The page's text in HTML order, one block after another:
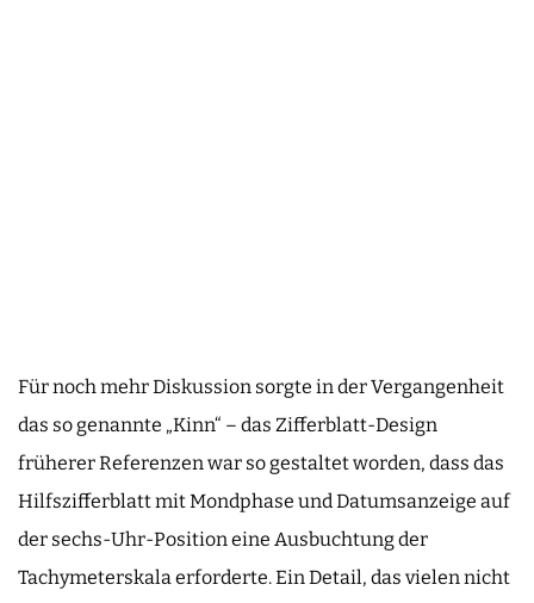
Für noch mehr Diskussion sorgte in der Vergangenheit
das so genannte „Kinn“ – das Zifferblatt-Design
früherer Referenzen war so gestaltet worden, dass das
Hilfszifferblatt mit Mondphase und Datumsanzeige auf
der sechs-Uhr-Position eine Ausbuchtung der
Tachymeterskala erforderte. Ein Detail, das vielen nicht